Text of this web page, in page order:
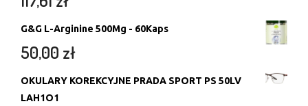
G&G L-Arginine 500Mg - 60Kaps
50,00 zł
OKULARY KOREKCYJNE PRADA SPORT PS 50LV
LAH1O1